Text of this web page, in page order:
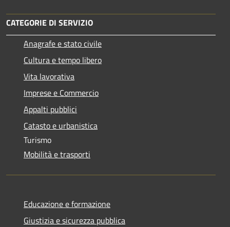
CATEGORIE DI SERVIZIO
Anagrafe e stato civile
Cultura e tempo libero
Vita lavorativa
Imprese e Commercio
Appalti pubblici
Catasto e urbanistica
Turismo
Mobilità e trasporti
Educazione e formazione
Giustizia e sicurezza pubblica